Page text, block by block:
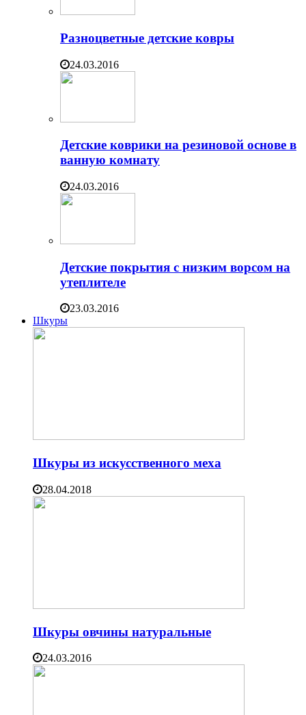
Разноцветные детские ковры
24.03.2016
Детские коврики на резиновой основе в
ванную комнату
24.03.2016
Детские покрытия с низким ворсом на
утеплителе
23.03.2016
Шкуры
Шкуры из искусственного меха
28.04.2018
Шкуры овчины натуральные
24.03.2016